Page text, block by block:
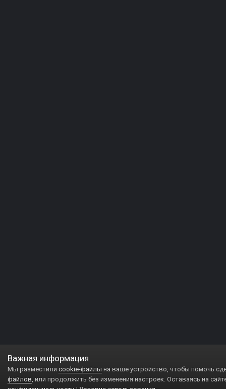
Важная информация
Мы разместили cookie-файлы на ваше устройство, чтобы помочь
файлов, или продолжить без изменения настроек. Оставаясь на